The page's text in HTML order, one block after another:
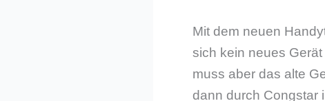
Mit dem neuen
sich kein neues
muss aber das alte
dann durch Congstar